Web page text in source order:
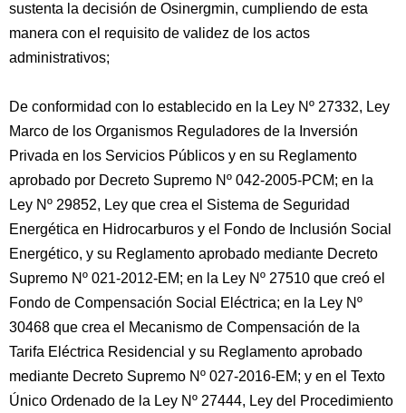
sustenta la decisión de Osinergmin, cumpliendo de esta
manera con el requisito de validez de los actos
administrativos;
De conformidad con lo establecido en la Ley Nº 27332, Ley
Marco de los Organismos Reguladores de la Inversión
Privada en los Servicios Públicos y en su Reglamento
aprobado por Decreto Supremo Nº 042-2005-PCM; en la
Ley Nº 29852, Ley que crea el Sistema de Seguridad
Energética en Hidrocarburos y el Fondo de Inclusión Social
Energético, y su Reglamento aprobado mediante Decreto
Supremo Nº 021-2012-EM; en la Ley Nº 27510 que creó el
Fondo de Compensación Social Eléctrica; en la Ley Nº
30468 que crea el Mecanismo de Compensación de la
Tarifa Eléctrica Residencial y su Reglamento aprobado
mediante Decreto Supremo Nº 027-2016-EM; y en el Texto
Único Ordenado de la Ley Nº 27444, Ley del Procedimiento